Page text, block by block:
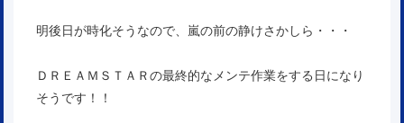
明後日が時化そうなので、嵐の前の静けさかしら・・・
ＤＲＥＡＭＳＴＡＲの最終的なメンテ作業をする日になり
そうです！！